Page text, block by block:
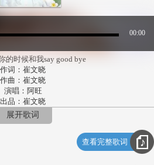
00:00
的时候和我say good bye
作词：崔文晓
作曲：崔文晓
演唱：阿旺
出品：崔文晓
爱你的时候和我说再见
的街道留下陌生的脸
展开歌词
查看完整歌词